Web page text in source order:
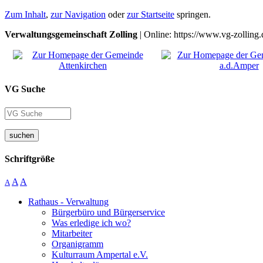
Zum Inhalt, zur Navigation oderzur Startseite springen.
Verwaltungsgemeinschaft Zolling | Online: https://www.vg-
VG Suche
suchen
Schriftgröße
A A A
Rathaus - Verwaltung
Bürgerbüro und Bürgerservice
Was erledige ich wo?
Mitarbeiter
Organigramm
Kulturraum Ampertal e.V.